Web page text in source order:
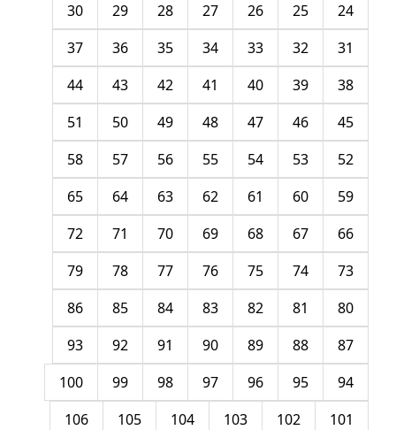
24
25
26
27
28
29
30
31
32
33
34
35
36
37
38
39
40
41
42
43
44
45
46
47
48
49
50
51
52
53
54
55
56
57
58
59
60
61
62
63
64
65
66
67
68
69
70
71
72
73
74
75
76
77
78
79
80
81
82
83
84
85
86
87
88
89
90
91
92
93
94
95
96
97
98
99
100
101
102
103
104
105
106